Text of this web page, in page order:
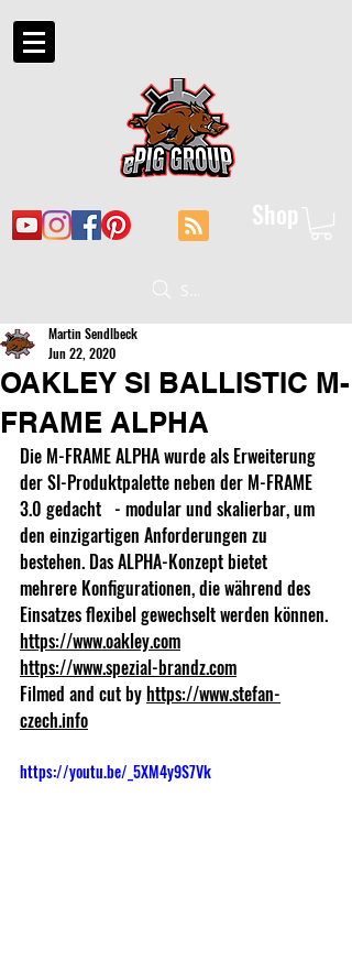
Shop
Suche
OAKLEY SI BALLISTIC M-
FRAME ALPHA
Martin Sendlbeck
Jun 22, 2020
Die M-FRAME ALPHA wurde als Erweiterung
der SI-Produktpalette neben der M-FRAME
3.0 gedacht   - modular und skalierbar, um
den einzigartigen Anforderungen zu
bestehen. Das ALPHA-Konzept bietet
mehrere Konfigurationen, die während des
Einsatzes flexibel gewechselt werden können.
https://www.oakley.com
https://www.spezial-brandz.com
Filmed and cut by https://www.stefan-
czech.info
https://youtu.be/_5XM4y9S7Vk